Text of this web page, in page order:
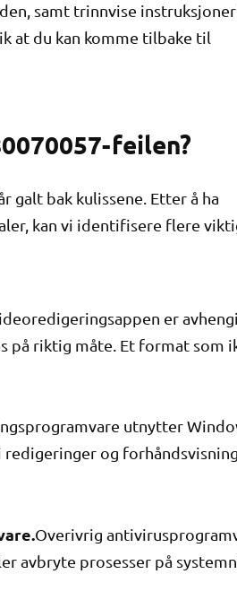
samt trinnvise
at du kan komme tilbake til
feilen?
galt bak kulissene. Etter å ha
kan vi identifisere flere
er
på riktig måte. Et format som
utnytter
og
Overivrig
avbryte prosesser på